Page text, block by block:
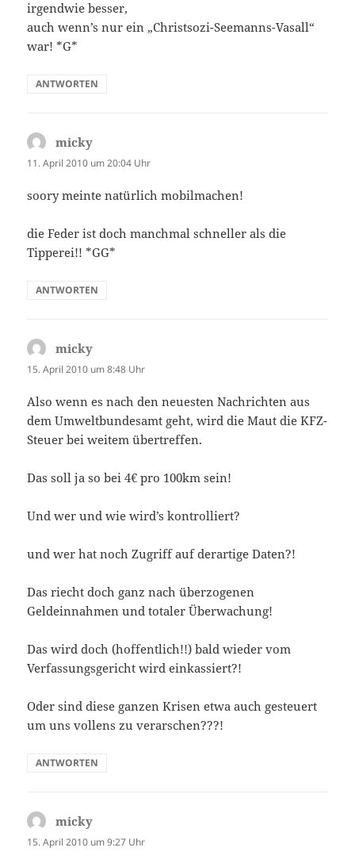
irgendwie besser,
auch wenn’s nur ein „Christsozi-Seemanns-Vasall“
war! *G*
ANTWORTEN
micky
11. April 2010 um 20:04 Uhr
soory meinte natürlich mobilmachen!
die Feder ist doch manchmal schneller als die
Tipperei!! *GG*
ANTWORTEN
micky
15. April 2010 um 8:48 Uhr
Also wenn es nach den neuesten Nachrichten aus
dem Umweltbundesamt geht, wird die Maut die KFZ-
Steuer bei weitem übertreffen.
Das soll ja so bei 4€ pro 100km sein!
Und wer und wie wird’s kontrolliert?
und wer hat noch Zugriff auf derartige Daten?!
Das riecht doch ganz nach überzogenen
Geldeinnahmen und totaler Überwachung!
Das wird doch (hoffentlich!!) bald wieder vom
Verfassungsgericht wird einkassiert?!
Oder sind diese ganzen Krisen etwa auch gesteuert
um uns vollens zu verarschen???!
ANTWORTEN
micky
15. April 2010 um 9:27 Uhr